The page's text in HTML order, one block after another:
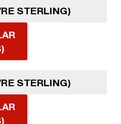
STERLING)
STERLING)